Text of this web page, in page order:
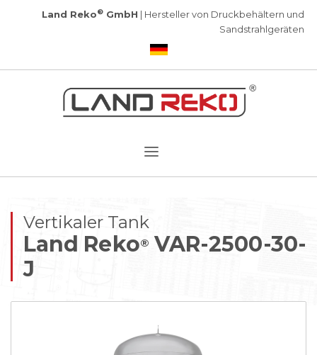
Land Reko® GmbH | Hersteller von Druckbehältern und
Sandstrahlgeräten
Vertikaler Tank
Land Reko® VAR-2500-30-
J